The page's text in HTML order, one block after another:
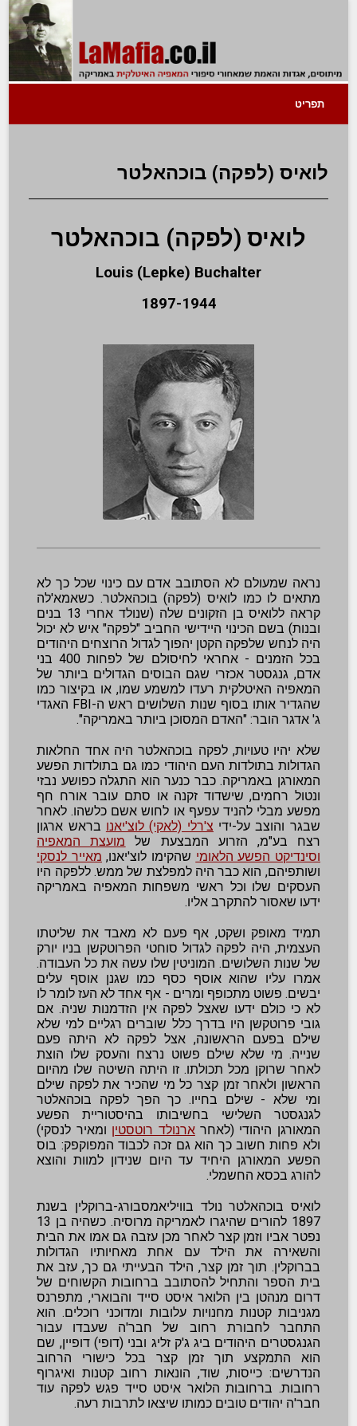
תפריט
לואיס (לפקה) בוכהאלטר
לואיס (לפקה) בוכהאלטר
Louis (Lepke) Buchalter
1897-1944
נראה שמעולם לא הסתובב אדם עם כינוי שכל כך לא
מתאים לו כמו לואיס (לפקה) בוכהאלטר. כשאמא'לה
קראה ללואיס
בן הזקונים שלה (שנולד אחרי 13 בנים
ובנות) בשם הכינוי היידישי החביב "לפקה" איש לא יכול
היה לנחש שלפקה הקטן יהפוך לגדול הרוצחים היהודים
בכל הזמנים - אחראי לחיסולם של לפחות 400 בני
אדם, גנגסטר אכזרי שגם הבוסים הגדולים ביותר של
המאפיה האיטלקית רעדו למשמע שמו, או בקיצור כמו
שהגדיר אותו בסוף שנות השלושים ראש ה-FBI האגדי
ג' אדגר הובר: "האדם המסוכן ביותר באמריקה".
שלא יהיו טעויות, לפקה בוכהאלטר היה אחד החלאות
הגדולות בתולדות העם היהודי כמו גם בתולדות הפשע
המאורגן באמריקה. כבר כנער הוא התגלה כפושע נבזי
ונטול רחמים, שישדוד זקנה או סתם עובר אורח חף
מפשע מבלי להניד עפעף או לחוש אשם כלשהו. לאחר
שבגר והוצב על-ידי צ'רלי (לאקי) לוצ'יאנו בראש ארגון
רצח בע"מ, הזרוע המבצעת של מועצת המאפיה
וסינדיקט הפשע הלאומי שהקימו לוצ'יאנו, מאייר לנסקי
ושותפיהם, הוא כבר היה למפלצת של ממש. ללפקה היו
העסקים שלו וכל ראשי משפחות המאפיה באמריקה
ידעו שאסור להתקרב אליו.
תמיד מאופק ושקט, אף פעם לא מאבד את שליטתו
העצמית, היה לפקה לגדול סוחטי הפרוטקשן בניו יורק
של שנות השלושים. המוניטין שלו עשה את כל העבודה.
אמרו עליו שהוא אוסף כסף כמו שגנן אוסף עלים
יבשים. פשוט מתכופף ומרים - אף אחד לא העז לומר לו
לא כי כולם ידעו שאצל לפקה אין הזדמנות שניה. אם
גובי פרוטקשן היו בדרך כלל שוברים רגליים למי שלא
שילם בפעם הראשונה, אצל לפקה לא היתה פעם
שנייה. מי שלא שילם פשוט נרצח והעסק שלו הוצת
לאחר שרוקן מכל תכולתו. זו היתה השיטה שלו מהיום
הראשון ולאחר זמן קצר כל מי שהכיר את לפקה שילם
ומי שלא - שילם בחייו. כך הפך לפקה בוכהאלטר
לגנגסטר השלישי בחשיבותו בהיסטוריית הפשע
המאורגן היהודי (לאחרארנולד רוטסטין ומאיר לנסקי)
ולא פחות חשוב כך הוא גם זכה לכבוד המפוקפק: בוס
הפשע המאורגן היחיד עד היום שנידון למוות והוצא
להורג בכסא החשמלי.
לואיס בוכהאלטר נולד בוויליאמסבורג-ברוקלין בשנת
1897 להורים שהיגרו לאמריקה מרוסיה. כשהיה בן 13
נפטר אביו וזמן קצר לאחר מכן עזבה גם אמו את הבית
והשאירה את הילד עם אחת מאחיותיו הגדולות
בברוקלין. תוך זמן קצר, הילד הבעייתי גם כך, עזב את
בית הספר והתחיל להסתובב ברחובות הקשוחים של
דרום מנהטן בין הלואר איסט סייד והבוארי, מתפרנס
מגניבות קטנות מחנויות עלובות ומדוכני רוכלים. הוא
התחבר לחבורת רחוב של חבר'ה שעבדו עבור
הגנגסטרים היהודים ביג ג'ק זליג ובני (דופי) דופיין, שם
הוא התמקצע תוך זמן קצר בכל כישורי הרחוב
הנדרשים: כייסות, שוד, הונאות רחוב קטנות ואיגרוף
רחובות. ברחובות הלואר איסט סייד פגש לפקה עוד
חבר'ה יהודים טובים כמותו שיצאו לתרבות רעה.